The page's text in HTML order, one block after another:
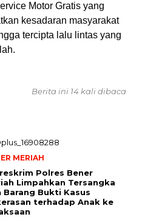
Motor Gratis yang
kesadaran masyarakat
tercipta lalu lintas yang
Berita ini 14 kali dibaca
MERIAH
Polres Bener
Limpahkan Tersangka
Barang Bukti Kasus
terhadap Anak ke